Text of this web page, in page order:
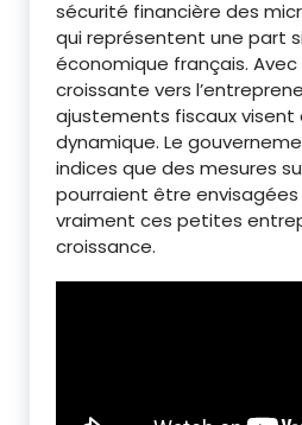
sécurité financière des
qui représentent une part
économique français.
croissante vers
ajustements fiscaux
dynamique. Le
indices que des mesures
pourraient être
vraiment ces petites
croissance.